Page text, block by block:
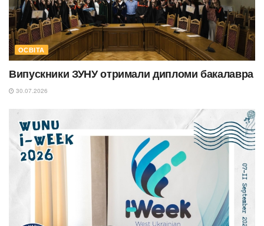
ОСВІТА
Випускники ЗУНУ отримали дипломи бакалавра
30.07.2026